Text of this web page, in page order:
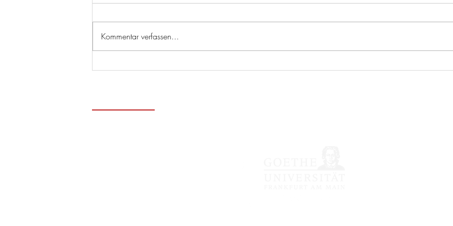
Kommentar verfassen...